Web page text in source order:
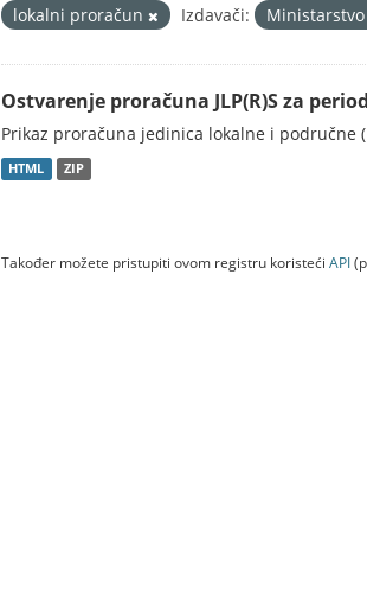
lokalni proračun
Izdavači:
Ostvarenje proračuna JLP(R)S za
Prikaz proračuna jedinica lokalne i područne
HTML ZIP
Također možete pristupiti ovom registru koristeći API